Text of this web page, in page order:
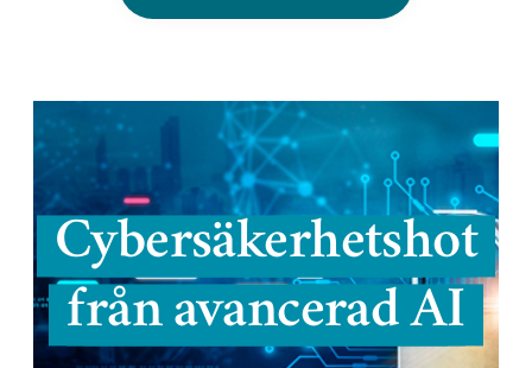
Cybersäkerhetshot
från avancerad AI